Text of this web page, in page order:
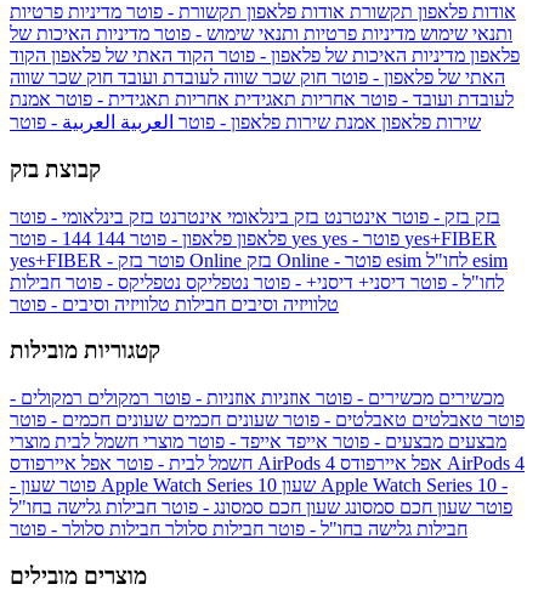
אודות פלאפון תקשורת אודות פלאפון תקשורת - פוטר מדיניות פרטיות
ותנאי שימוש מדיניות פרטיות ותנאי שימוש - פוטר מדיניות האיכות של
פלאפון מדיניות האיכות של פלאפון - פוטר הקוד האתי של פלאפון הקוד
האתי של פלאפון - פוטר חוק שכר שווה לעובדת ועובד חוק שכר שווה
לעובדת ועובד - פוטר אחריות תאגידית אחריות תאגידית - פוטר אמנת
שירות פלאפון אמנת שירות פלאפון - פוטר العربية العربية - פוטר
קבוצת בזק
בזק בזק - פוטר אינטרנט בזק בינלאומי אינטרנט בזק בינלאומי - פוטר
פלאפון פלאפון - פוטר 144 yes
yes+FIBER
yes+FIBER - פוטר בזק Online
esim
לחו"ל - פוטר דיסני+ דיסני+ - פוטר נטפליקס נטפליקס - פוטר חבילות
טלוויזיה וסיבים חבילות טלוויזיה וסיבים - פוטר
קטגוריות מובילות
מכשירים מכשירים - פוטר אוזניות אוזניות - פוטר רמקולים רמקולים -
פוטר טאבלטים טאבלטים - פוטר שעונים חכמים שעונים חכמים - פוטר
מבצעים מבצעים - פוטר אייפד אייפד - פוטר מוצרי חשמל לבית מוצרי
חשמל לבית - פוטר אפל איירפודס AirPods 4 אפל איירפודס AirPods 4
- פוטר שעון Apple Watch Series 10 שעון Apple Watch Series 10 -
פוטר שעון חכם סמסונג שעון חכם סמסונג - פוטר חבילות גלישה בחו"ל
חבילות גלישה בחו"ל - פוטר חבילות סלולר חבילות סלולר - פוטר
מוצרים מובילים